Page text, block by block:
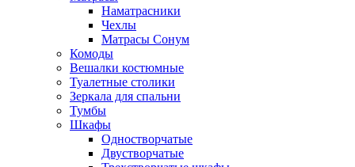
Наматрасники
Чехлы
Матрасы Сонум
Комоды
Вешалки костюмные
Туалетные столики
Зеркала для спальни
Тумбы
Шкафы
Одностворчатые
Двустворчатые